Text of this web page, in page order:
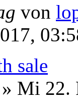
von
sale
» Mi 22.